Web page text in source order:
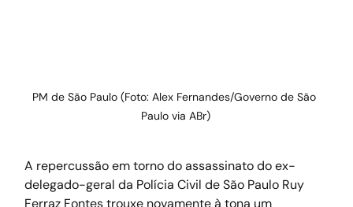
PM de São Paulo (Foto: Alex Fernandes/Governo de São
Paulo via ABr)
A repercussão em torno do assassinato do ex-
delegado-geral da Polícia Civil de São Paulo Ruy
Ferraz Fontes trouxe novamente à tona um